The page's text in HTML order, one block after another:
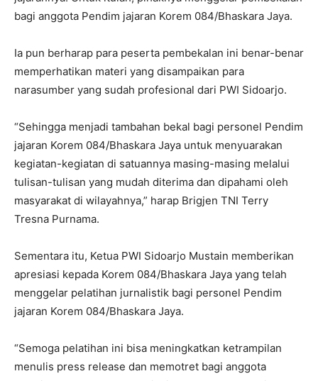
bagi anggota Pendim jajaran Korem 084/Bhaskara Jaya.
Ia pun berharap para peserta pembekalan ini benar-benar
memperhatikan materi yang disampaikan para
narasumber yang sudah profesional dari PWI Sidoarjo.
“Sehingga menjadi tambahan bekal bagi personel Pendim
jajaran Korem 084/Bhaskara Jaya untuk menyuarakan
kegiatan-kegiatan di satuannya masing-masing melalui
tulisan-tulisan yang mudah diterima dan dipahami oleh
masyarakat di wilayahnya,” harap Brigjen TNI Terry
Tresna Purnama.
Sementara itu, Ketua PWI Sidoarjo Mustain memberikan
apresiasi kepada Korem 084/Bhaskara Jaya yang telah
menggelar pelatihan jurnalistik bagi personel Pendim
jajaran Korem 084/Bhaskara Jaya.
“Semoga pelatihan ini bisa meningkatkan ketrampilan
menulis press release dan memotret bagi anggota